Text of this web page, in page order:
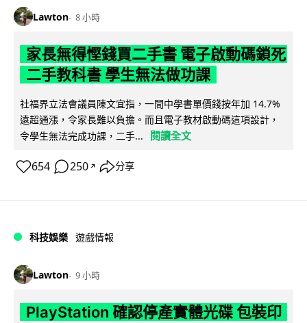
Lawton 8 小時
家長無得慳錢買二手書 電子啟動碼鎖死
二手教科書 學生無法做功課
社福界立法會議員陳文宜指，一間中學書單價錢按年加 14.7%
遠超通漲，令家長難以負擔。而且電子教材啟動碼這項設計，
令學生無法完成功課，二手...
閱讀全文
654 250 ↗ 分享
科技娛樂 遊戲情報
Lawton 9 小時
PlayStation 確認停產實體光碟 包裝印